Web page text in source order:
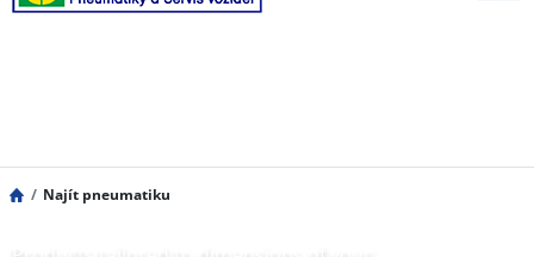
Najít pneumatiku